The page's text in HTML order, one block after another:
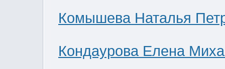
Комышева Наталья
Кондаурова Елена